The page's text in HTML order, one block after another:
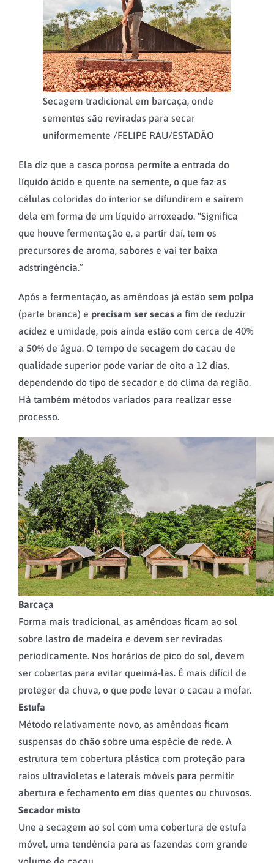
Secagem tradicional em barcaça, onde
sementes são reviradas para secar
uniformemente /FELIPE RAU/ESTADÃO
Ela diz que a casca porosa permite a entrada do
líquido ácido e quente na semente, o que faz as
células coloridas do interior se difundirem e saírem
dela em forma de um líquido arroxeado. “Significa
que houve fermentação e, a partir daí, tem os
precursores de aroma, sabores e vai ter baixa
adstringência.”
Após a fermentação, as amêndoas já estão sem polpa
(parte branca) e precisam ser secas a fim de reduzir
acidez e umidade, pois ainda estão com cerca de 40%
a 50% de água. O tempo de secagem do cacau de
qualidade superior pode variar de oito a 12 dias,
dependendo do tipo de secador e do clima da região.
Há também métodos variados para realizar esse
processo.
Barcaça
Forma mais tradicional, as amêndoas ficam ao sol
sobre lastro de madeira e devem ser reviradas
periodicamente. Nos horários de pico do sol, devem
ser cobertas para evitar queimá-las. É mais difícil de
proteger da chuva, o que pode levar o cacau a mofar.
Estufa
Método relativamente novo, as amêndoas ficam
suspensas do chão sobre uma espécie de rede. A
estrutura tem cobertura plástica com proteção para
raios ultravioletas e laterais móveis para permitir
abertura e fechamento em dias quentes ou chuvosos.
Secador misto
Une a secagem ao sol com uma cobertura de estufa
móvel, uma tendência para as fazendas com grande